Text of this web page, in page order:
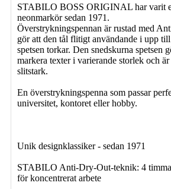
STABILO BOSS ORIGINAL har varit
neonmarkör sedan 1971.
Överstrykningspennan är rustad med
gör att den tål flitigt användande i upp
spetsen torkar. Den snedskurna spetsen
markera texter i varierande storlek och
slitstark.
En överstrykningspenna som passar
universitet, kontoret eller hobby.
Unik designklassiker - sedan 1971
STABILO Anti-Dry-Out-teknik: 4
för koncentrerat arbete